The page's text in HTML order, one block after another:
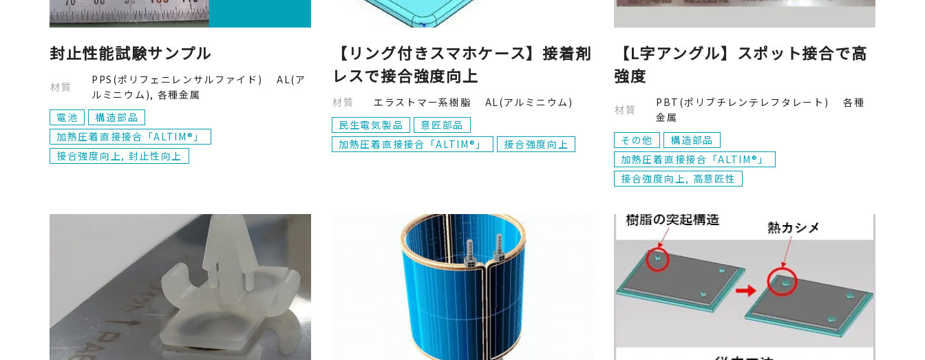
封止性能試験サンプル
材質
PPS(ポリフェニレンサルファイド) AL(ア
ルミニウム), 各種金属
電池
構造部品
加熱圧着直接接合「ALTIM®」
接合強度向上, 封止性向上
【リング付きスマホケース】接着剤
レスで接合強度向上
材質
エラストマー系樹脂 AL(アルミニウム)
民生電気製品
意匠部品
加熱圧着直接接合「ALTIM®」
接合強度向上
【L字アングル】スポット接合で高
強度
材質
PBT(ポリブチレンテレフタレート) 各種
金属
その他
構造部品
加熱圧着直接接合「ALTIM®」
接合強度向上, 高意匠性